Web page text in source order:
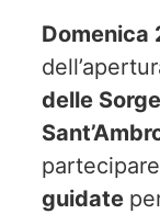
Domenica
delle
guidate